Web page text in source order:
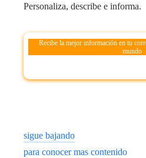
Personaliza, describe e informa.
Recibe la mejor información en tu
mundo
sigue bajando
para conocer mas contenido